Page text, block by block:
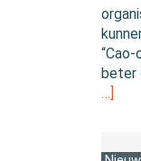
beter
…]